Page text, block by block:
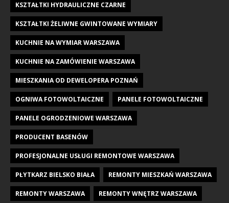
KSZTAŁTKI HYDRAULICZNE CZARNE
KSZTAŁTKI ŻELIWNE GWINTOWANE WYMIARY
KUCHNIE NA WYMIAR WARSZAWA
KUCHNIE NA ZAMÓWIENIE WARSZAWA
MIESZKANIA OD DEWELOPERA POZNAŃ
OGNIWA FOTOWOLTAICZNE PANELE FOTOWOLTAICZNE
PANELE OGRODZENIOWE WARSZAWA
PRODUCENT BASENÓW
PROFESJONALNE USŁUGI REMONTOWE WARSZAWA
PŁYTKARZ BIELSKO BIAŁA REMONTY MIESZKAŃ WARSZAWA
REMONTY WARSZAWA REMONTY WNĘTRZ WARSZAWA